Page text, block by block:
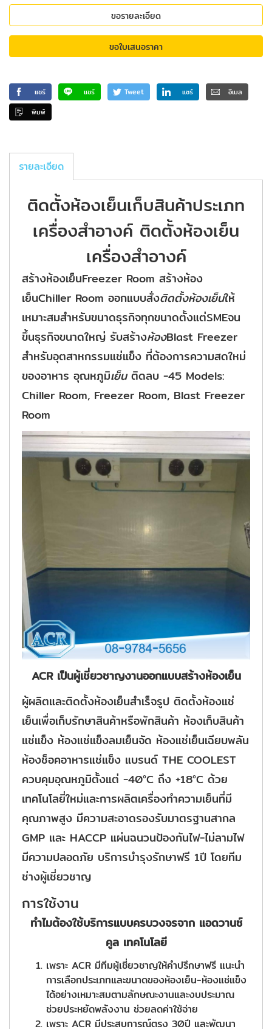
ขอรายละเอียด
ขอใบเสนอราคา
แชร์ แชร์ Tweet แชร์
อีเมล
พิมพ์
รายละเอียด
ติดตั้งห้องเย็นเก็บสินค้าประเภท
เครื่องสำอางค์ ติดตั้งห้องเย็น
เครื่องสำอางค์
สร้างห้องเย็นFreezer Room สร้างห้อง
เย็นChiller Room ออกแบบสั่งติดตั้งห้องเย็นให้
เหมาะสมสำหรับขนาดธุรกิจทุกขนาดตั้งแต่SMEจน
ขึ้นธุรกิจขนาดใหญ่ รับสร้างห้องBlast Freezer
สำหรับอุตสาหกรรมแช่แข็ง ที่ต้องการความสดใหม่
ของอาหาร อุณหภูมิเย็นติดลบ -45 Models:
Chiller Room, Freezer Room, Blast Freezer
Room
ACR เป็นผู้เชี่ยวชาญงานออกแบบสร้างห้องเย็น
ผู้ผลิตและติดตั้งห้องเย็นสำเร็จรูป ติดตั้งห้องแช่
เย็นเพื่อเก็บรักษาสินค้าหรือพักสินค้า ห้องเก็บสินค้า
แช่แข็ง ห้องแช่แข็งลมเย็นจัด ห้องแช่เย็นเฉียบพลัน
ห้องช็อคอาหารแช่แข็ง แบรนด์ THE COOLEST
ควบคุมอุณหภูมิตั้งแต่ -40°C ถึง +18°C ด้วย
เทคโนโลยี่ใหม่และการผลิตเครื่องทำความเย็นที่มี
คุณภาพสูง มีความสะอาดรองรับมาตรฐานสากล
GMP และ HACCP แผ่นฉนวนป้องกันไฟ-ไม่ลามไฟ
มีความปลอดภัย บริการบำรุงรักษาฟรี 1ปี โดยทีม
ช่างผู้เชี่ยวชาญ
การใช้งาน
ทำไมต้องใช้บริการแบบครบวงจรจาก แอดวานซ์
คูล เทคโนโลยี
เพราะ ACR มีทีมผู้เชี่ยวชาญให้คำปรึกษาฟรี แนะนำ
การเลือกประเภทและขนาดของห้องเย็น-ห้องแช่แข็ง
ได้อย่างเหมาะสมตามลักษณะงานและงบประมาณ
ช่วยประหยัดพลังงาน ช่วยลดค่าใช้จ่าย
เพราะ ACR มีประสบการณ์ตรง 30ปี และพัฒนา